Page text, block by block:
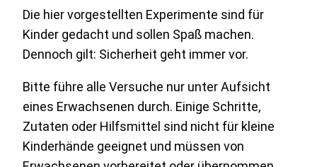
Die hier vorgestellten Experimente sind für
Kinder gedacht und sollen Spaß machen.
Dennoch gilt: Sicherheit geht immer vor.
Bitte führe alle Versuche nur unter Aufsicht
eines Erwachsenen durch. Einige Schritte,
Zutaten oder Hilfsmittel sind nicht für kleine
Kinderhände geeignet und müssen von